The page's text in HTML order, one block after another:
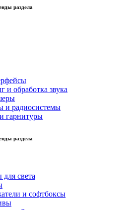
раздела
и обработка звука
и радиосистемы
гарнитуры
раздела
для света
и софтбоксы